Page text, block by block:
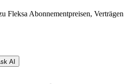
Fleksa Abonnementpreisen, Verträgen
AI